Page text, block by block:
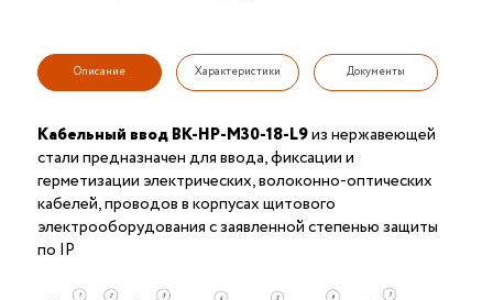
Описание Характеристики Документы
Кабельный ввод ВК-НР-М30-18-L9из нержавеющей
стали предназначен для ввода, фиксации и
герметизации электрических, волоконно-оптических
кабелей, проводов в корпусах щитового
электрооборудования с заявленной степенью защиты
по IP